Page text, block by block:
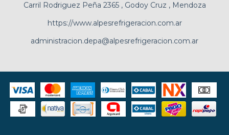
Carril Rodriguez Peña 2365 , Godoy Cruz , Mendoza
https://www.alpesrefrigeracion.com.ar
administracion.depa@alpesrefrigeracion.com.ar